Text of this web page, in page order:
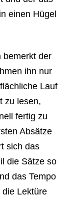
einen Hügel
bemerkt der
ihn nur
Lauf
zu lesen,
fertig zu
Absätze
sich das
die Sätze so
das Tempo
Lektüre